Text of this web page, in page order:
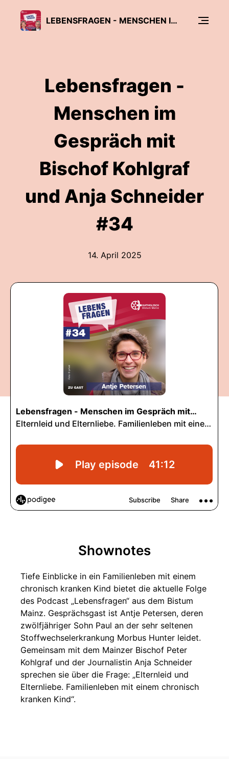
LEBENSFRAGEN - MENSCHEN IM GESPRÄCH MIT BISCHOF PETER KOHLGRAF UND ANJA SCHNEIDER
Lebensfragen -
Menschen im
Gespräch mit
Bischof Kohlgraf
und Anja Schneider
#34
14. April 2025
Shownotes
Tiefe Einblicke in ein Familienleben mit einem
chronisch kranken Kind bietet die aktuelle Folge
des Podcast „Lebensfragen“ aus dem Bistum
Mainz. Gesprächsgast ist Antje Petersen, deren
zwölfjähriger Sohn Paul an der sehr seltenen
Stoffwechselerkrankung Morbus Hunter leidet.
Gemeinsam mit dem Mainzer Bischof Peter
Kohlgraf und der Journalistin Anja Schneider
sprechen sie über die Frage: „Elternleid und
Elternliebe. Familienleben mit einem chronisch
kranken Kind“.